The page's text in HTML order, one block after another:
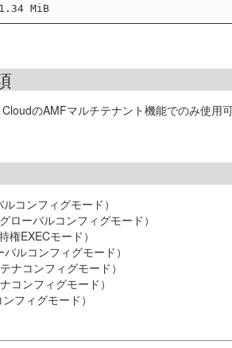
Total bytes:   1.34 MiB
のAMFマルチテナント機能でのみ使用
ルコンフィグモード）
グローバルコンフィグモード）
特権EXECモード）
バルコンフィグモード）
ナコンフィグモード）
コンフィグモード）
フィグモード）